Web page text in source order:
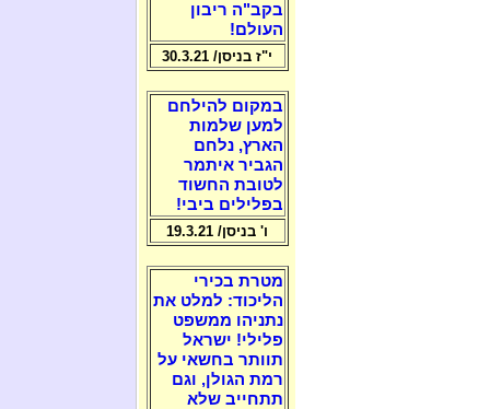
בקב"ה ריבון
העולם!
י"ז בניסן/ 30.3.21
במקום להילחם
למען שלמות
הארץ, נלחם
הגביר איתמר
לטובת החשוד
בפלילים ביבי!
ו' בניסן/ 19.3.21
מטרת בכירי
הליכוד: למלט את
נתניהו ממשפט
פלילי! ישראל
תוותר בחשאי על
רמת הגולן, וגם
תתחייב שלא